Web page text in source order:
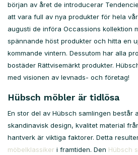
början av året de introducerar
att vara full av nya produkter för hela
augusti de införa Occassions kollektion
spännande höst produkter och hitta en
kommande vintern. Dessutom har alla
bostäder Rättvisemärkt produkter.
med visionen av levnads- och företag!
Hübsch möbler är tidlösa
En stor del av Hübsch samlingen består
skandinavisk design, kvalitet material
hantverk är viktiga faktorer. Detta
möbelklassiker i framtiden. Den Hübsch